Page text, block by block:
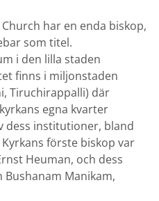
har en enda biskop,
som titel.
i den lilla staden
finns i miljonstaden
Tiruchirappalli) där
egna kvarter
dess institutioner, bland
förste biskop var
Heuman, och dess
Bushanam Manikam,